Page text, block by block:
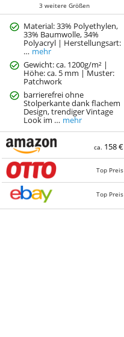
3 weitere Größen
Material: 33% Polyethylen,
33% Baumwolle, 34%
Polyacryl | Herstellungsart:
… mehr
Gewicht: ca. 1200g/m² |
Höhe: ca. 5 mm | Muster:
Patchwork
barrierefrei ohne
Stolperkante dank flachem
Design, trendiger Vintage
Look im … mehr
ca. 158 €
Top Preis
Top Preis